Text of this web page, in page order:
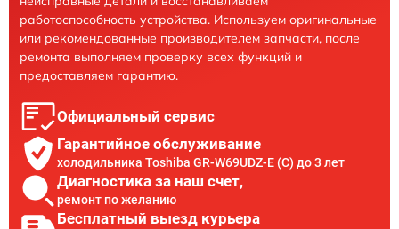
работоспособность устройства. Используем оригинальные
или рекомендованные производителем запчасти, после
ремонта выполняем проверку всех функций и
предоставляем гарантию.
Официальный сервис
Гарантийное обслуживание
холодильника Toshiba GR-W69UDZ-E (C) до 3 лет
Диагностика за наш счет,
ремонт по желанию
Бесплатный выезд курьера